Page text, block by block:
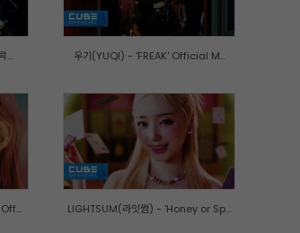
... 우기(YUQI) - 'FREAK' Official M...
LIGHTSUM(라잇썸) - 'Honey or Sp...